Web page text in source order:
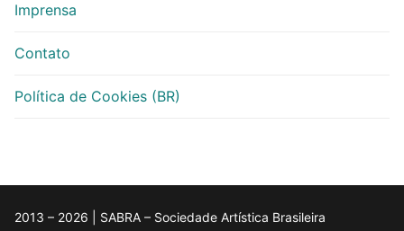
Imprensa
Contato
Política de Cookies (BR)
2013 – 2026 | SABRA – Sociedade Artística Brasileira